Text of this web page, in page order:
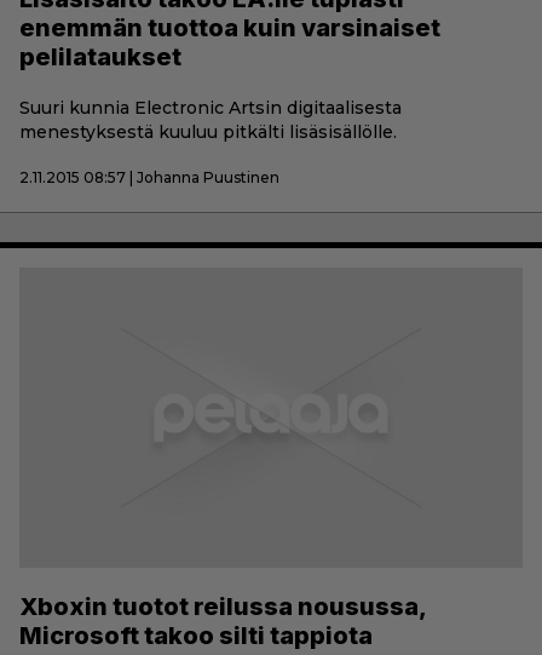
enemmän tuottoa kuin varsinaiset
pelilataukset
Suuri kunnia Electronic Artsin digitaalisesta
menestyksestä kuuluu pitkälti lisäsisällölle.
2.11.2015 08:57 | Johanna Puustinen
Xboxin tuotot reilussa nousussa,
Microsoft takoo silti tappiota